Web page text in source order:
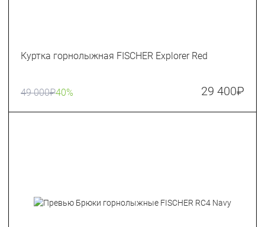
Куртка горнолыжная FISCHER Explorer Red
49 000₽40% 29 400₽